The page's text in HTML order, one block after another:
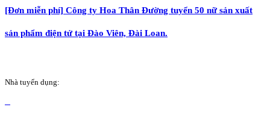
[Đơn miễn phí] Công ty Hoa Thân Đường tuyển 50 nữ sản xuất
sản phẩm điện tử tại Đào Viên, Đài Loan.
Nhà tuyển dụng: